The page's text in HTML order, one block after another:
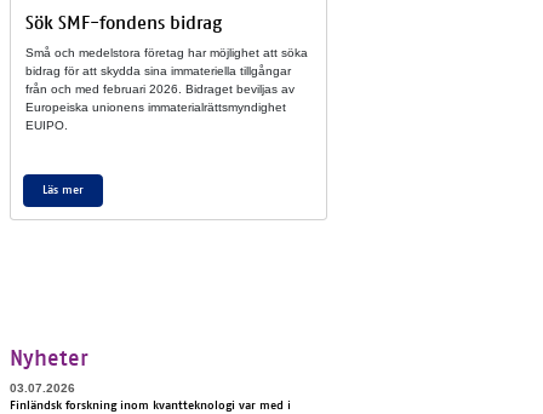
Sök SMF-fon­dens bi­drag
Små och me­del­sto­ra fö­re­tag har möj­lig­het att söka
bi­drag för att skyd­da sina im­ma­te­ri­el­la till­gång­ar
från och med fe­brua­ri 2026. Bi­dra­get be­vil­jas av
Eu­ro­pe­is­ka uni­o­nens im­ma­te­ri­al­rätts­myn­dig­het
EUI­PO.
Läs mer
Nyheter
03.07.2026
Finländsk forskning inom kvantteknologi var med i